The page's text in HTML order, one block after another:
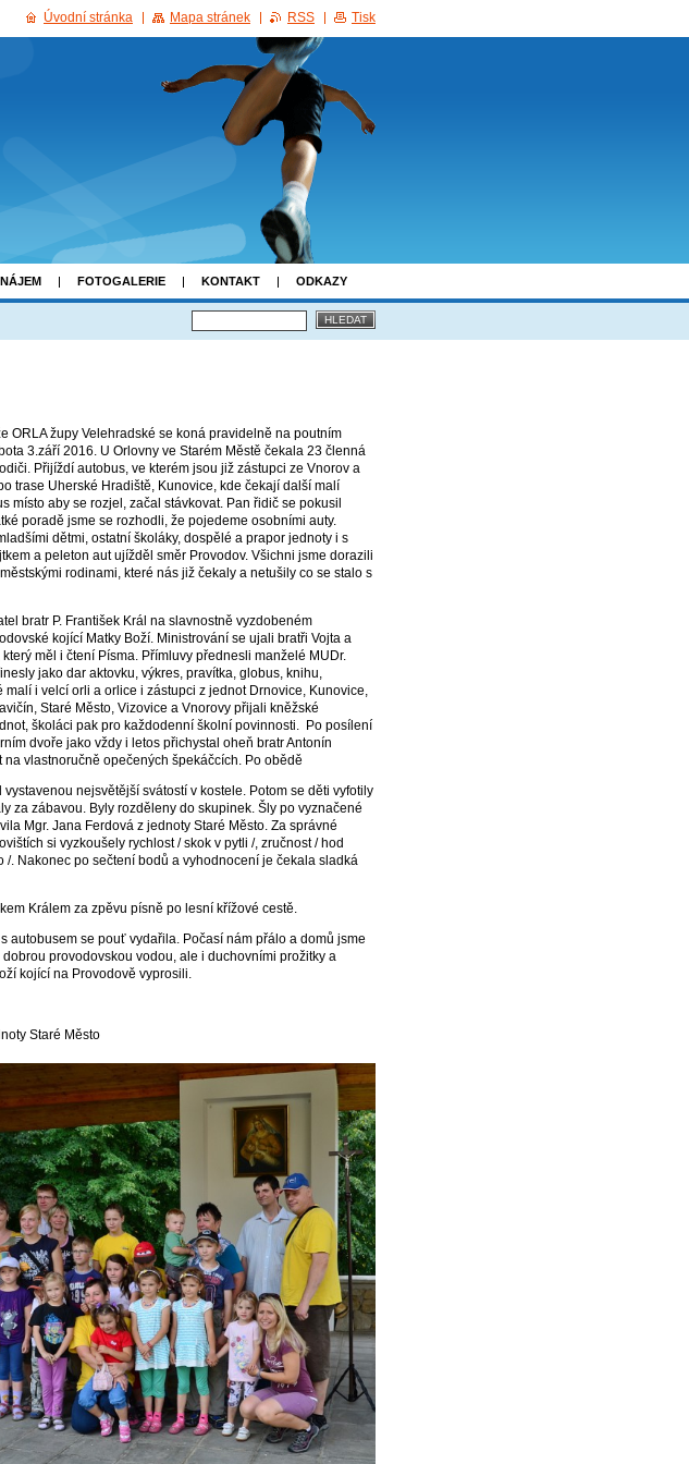
FOTOGALERIE KONTAKT ODKAZY
ORLA župy Velehradské se koná pravidelně na poutním
3.září 2016. U Orlovny ve Starém Městě čekala 23 členná
Přijíždí autobus, ve kterém jsou již zástupci ze Vnorov a
trase Uherské Hradiště, Kunovice, kde čekají další malí
místo aby se rozjel, začal stávkovat. Pan řidič se pokusil
poradě jsme se rozhodli, že pojedeme osobními auty.
dětmi, ostatní školáky, dospělé a prapor jednoty i s
a peleton aut ujížděl směr Provodov. Všichni jsme dorazili
rodinami, které nás již čekaly a netušily co se stalo s
bratr P. František Král na slavnostně vyzdobeném
kojící Matky Boží. Ministrování se ujali bratři Vojta a
měl i čtení Písma. Přímluvy přednesli manželé MUDr.
jako dar aktovku, výkres, pravítka, globus, knihu,
malí i velcí orli a orlice i zástupci z jednot Drnovice, Kunovice,
Staré Město, Vizovice a Vnorovy přijali kněžské
školáci pak pro každodenní školní povinnosti. Po posílení
dvoře jako vždy i letos přichystal oheň bratr Antonín
vlastnoručně opečených špekáčcích. Po obědě
nejsvětější svátostí v kostele. Potom se děti vyfotily
za zábavou. Byly rozděleny do skupinek. Šly po vyznačené
Mgr. Jana Ferdová z jednoty Staré Město. Za správné
si vyzkoušely rychlost / skok v pytli /, zručnost / hod
/. Nakonec po sečtení bodů a vyhodnocení je čekala sladká
Králem za zpěvu písně po lesní křížové cestě.
autobusem se pouť vydařila. Počasí nám přálo a domů jsme
provodovskou vodou, ale i duchovními prožitky a
kojící na Provodově vyprosili.
Staré Město
Úvodní stránka Mapa stránek RSS Tisk